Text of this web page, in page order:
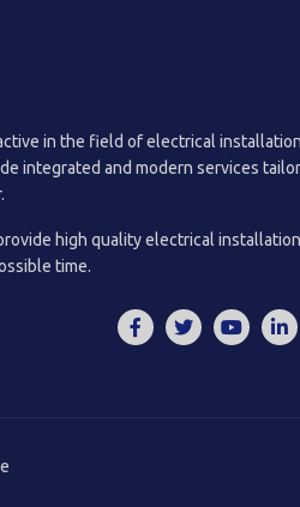
in the field of electrical
integrated and modern services
high quality electrical
time.